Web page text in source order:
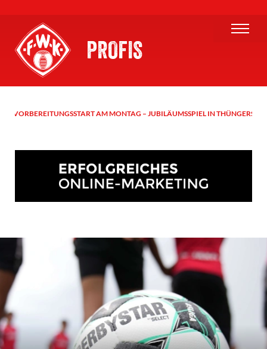
PROFIS
VORBEREITUNGSSTART AM MONTAG – JUBILÄUMSSPIEL IN